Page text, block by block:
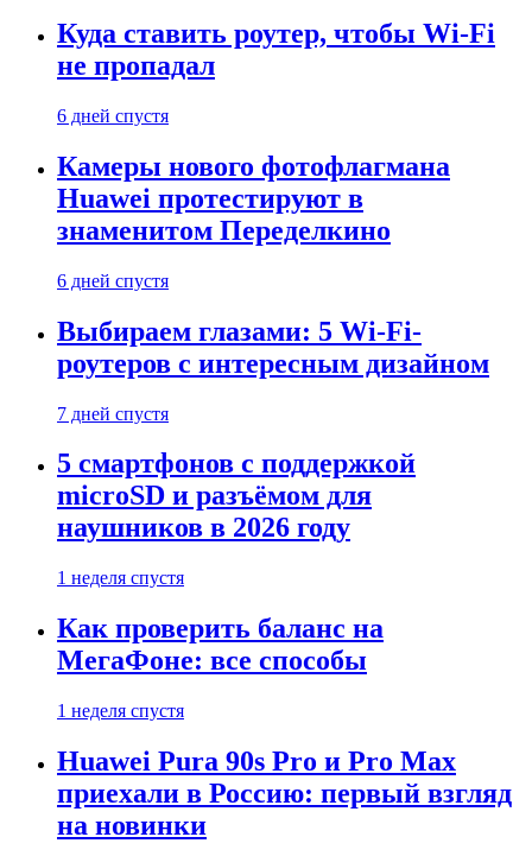
Куда ставить роутер, чтобы Wi-Fi
не пропадал
6 дней спустя
Камеры нового фотофлагмана
Huawei протестируют в
знаменитом Переделкино
6 дней спустя
Выбираем глазами: 5 Wi-Fi-
роутеров с интересным дизайном
7 дней спустя
5 смартфонов с поддержкой
microSD и разъёмом для
наушников в 2026 году
1 неделя спустя
Как проверить баланс на
МегаФоне: все способы
1 неделя спустя
Huawei Pura 90s Pro и Pro Max
приехали в Россию: первый взгляд
на новинки